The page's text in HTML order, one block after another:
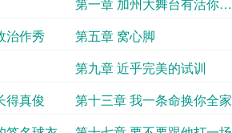
来
治作秀
第五章 窝心脚
第九章 近乎完美的试训
得真俊
第十三章 我一条命换你全家